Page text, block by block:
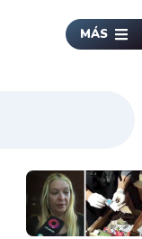
MÁS